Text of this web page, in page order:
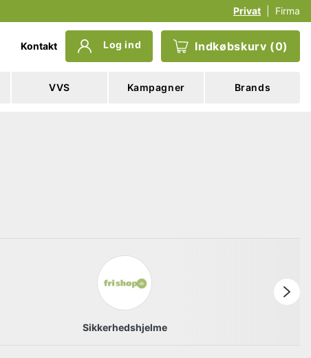
Privat Firma
Kontakt Log ind Indkøbskurv (0)
VVS Kampagner Brands
Sikkerhedshjelme